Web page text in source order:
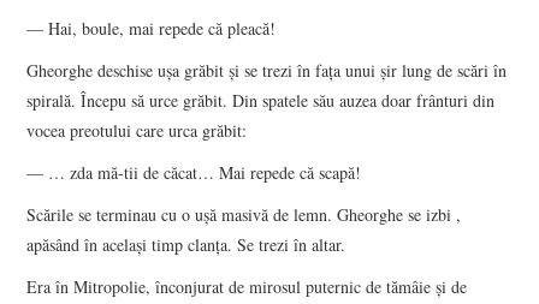
— Hai, boule, mai repede că pleacă!
Gheorghe deschise ușa grăbit și se trezi în fața unui șir lung de scări în
spirală. Începu să urce grăbit. Din spatele său auzea doar frânturi din
vocea preotului care urca grăbit:
— … zda mă-tii de căcat… Mai repede că scapă!
Scările se terminau cu o ușă masivă de lemn. Gheorghe se izbi ,
apăsând în același timp clanța. Se trezi în altar.
Era în Mitropolie, înconjurat de mirosul puternic de tămâie și de